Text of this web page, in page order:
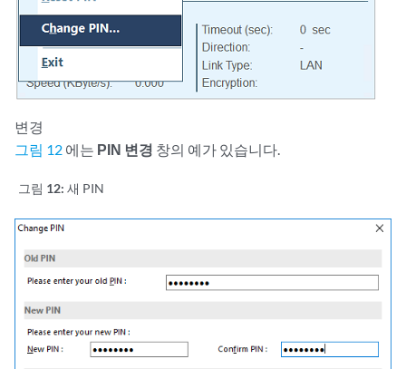
변경
그림 12 에는 PIN 변경 창의 예가 있습니다.
그림 12: 새 PIN